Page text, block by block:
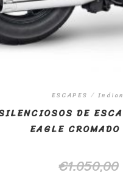
ESCAPES /
DE
EAGLE
€1.050,00